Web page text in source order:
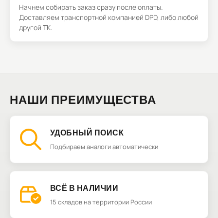
Начнем собирать заказ сразу после оплаты.
Доставляем транспортной компанией DPD, либо любой
другой ТК.
НАШИ ПРЕИМУЩЕСТВА
УДОБНЫЙ ПОИСК
Подбираем аналоги автоматически
ВСЁ В НАЛИЧИИ
15 складов на территории России